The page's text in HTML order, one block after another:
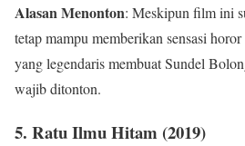
Alasan Menonton: Meskipun film ini
tetap mampu memberikan sensasi
yang legendaris membuat Sundel
wajib ditonton.
5. Ratu Ilmu Hitam (2019)